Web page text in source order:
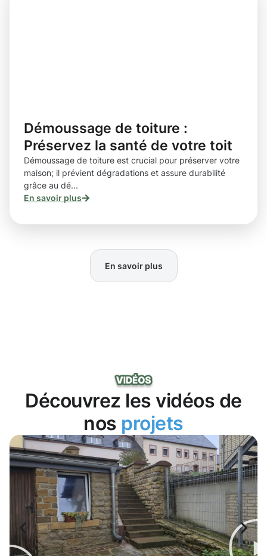
Démoussage de toiture :
Préservez la santé de votre toit
Démoussage de toiture est crucial pour préserver votre
maison; il prévient dégradations et assure durabilité
grâce au dé...
En savoir plus
En savoir plus
Découvrez les vidéos de
nos projets